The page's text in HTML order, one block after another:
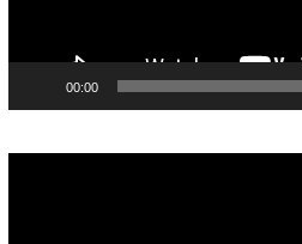
00:00